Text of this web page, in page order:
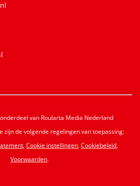
van Roularta Media Nederland
zijn de volgende regelingen van toepassing:
,Cookie instellingen,Cookiebeleid,
Voorwaarden.